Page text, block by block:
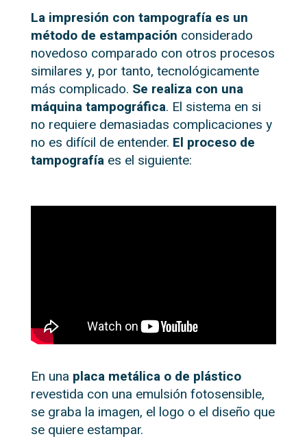
La impresión con tampografía es un
método de estampación considerado
novedoso comparado con otros procesos
similares y, por tanto, tecnológicamente
más complicado. Se realiza con una
máquina tampográfica. El sistema en si
no requiere demasiadas complicaciones y
no es difícil de entender. El proceso de
tampografíaes el siguiente:
En una placa metálica o de plástico
revestida con una emulsión fotosensible,
se graba la imagen, el logo o el diseño que
se quiere estampar.